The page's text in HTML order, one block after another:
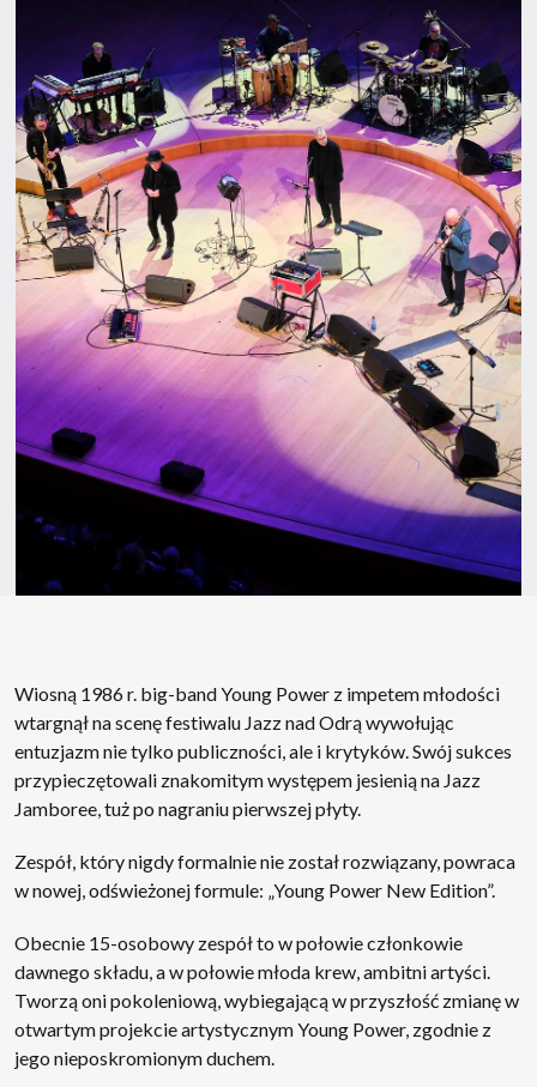
Wiosną 1986 r. big-band Young Power z impetem młodości
wtargnął na scenę festiwalu Jazz nad Odrą wywołując
entuzjazm nie tylko publiczności, ale i krytyków. Swój sukces
przypieczętowali znakomitym występem jesienią na Jazz
Jamboree, tuż po nagraniu pierwszej płyty.
Zespół, który nigdy formalnie nie został rozwiązany, powraca
w nowej, odświeżonej formule: „Young Power New Edition”.
Obecnie 15-osobowy zespół to w połowie członkowie
dawnego składu, a w połowie młoda krew, ambitni artyści.
Tworzą oni pokoleniową, wybiegającą w przyszłość zmianę w
otwartym projekcie artystycznym Young Power, zgodnie z
jego nieposkromionym duchem.